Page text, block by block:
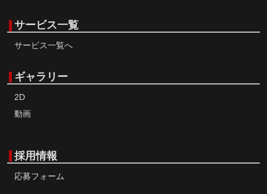
サービス一覧
サービス一覧へ
ギャラリー
2D
動画
採用情報
応募フォーム